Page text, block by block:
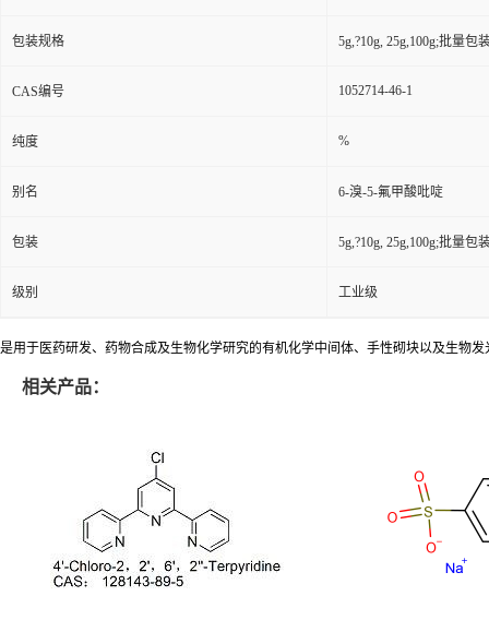
包装规格 5g,?10g, 25g,100g;批量包
CAS编号 1052714-46-1
纯度 %
别名 6-溴-5-氟甲酸吡啶
包装 5g,?10g, 25g,100g;批量包
级别 工业级
是用于医药研发、药物合成及生物化学研究的有机化学中间体、手性砌块以及生物发
相关产品：